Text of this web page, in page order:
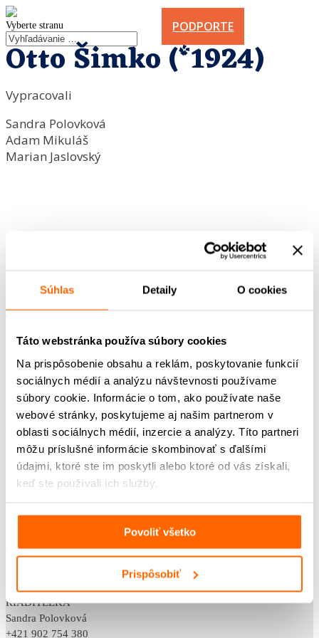
Súhlas Detaily O cookies
Táto webstránka používa súbory cookies
Na prispôsobenie obsahu a reklám, poskytovanie funkcií
sociálnych médií a analýzu návštevnosti používame
súbory cookie. Informácie o tom, ako používate naše
webové stránky, poskytujeme aj našim partnerom v
oblasti sociálnych médií, inzercie a analýzy. Títo partneri
môžu príslušné informácie skombinovať s ďalšími
údajmi, ktoré ste im poskytli alebo ktoré od vás získali,
keď ste používali ich služby.
Povoliť všetko
Prispôsobiť
Vyberte stranu PODPORTE
Otto Šimko (*1924)
Vypracovali
Sandra Polovková
Adam Mikuláš
Marian Jaslovský
<
POST BELLUM SK
Klincová 35,
821 08 Bratislava
IČO: 42218012
DIČ: 2120082569
občianske združenie
VVS/1-900/90-37999, dňa 1. 8. 2011
KONTAKTY
Klaudia Belicová
klaudia.belicova@postbellum.sk
RIADITEĽKA
Sandra Polovková
+421 902 754 380